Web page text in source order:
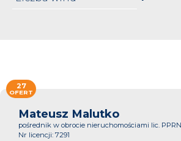
Mateusz Malutko
pośrednik w obrocie nieruchomościami lic. PPRN
Nr licencji: 7291
27
OFERT